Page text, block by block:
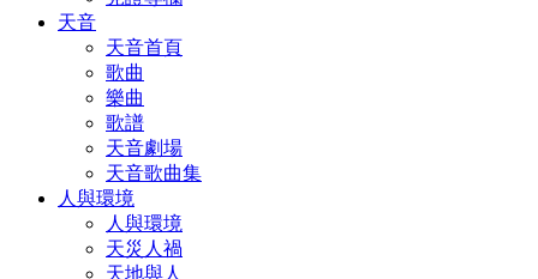
天音
天音首頁
歌曲
樂曲
歌譜
天音劇場
天音歌曲集
人與環境
人與環境
天災人禍
天地與人